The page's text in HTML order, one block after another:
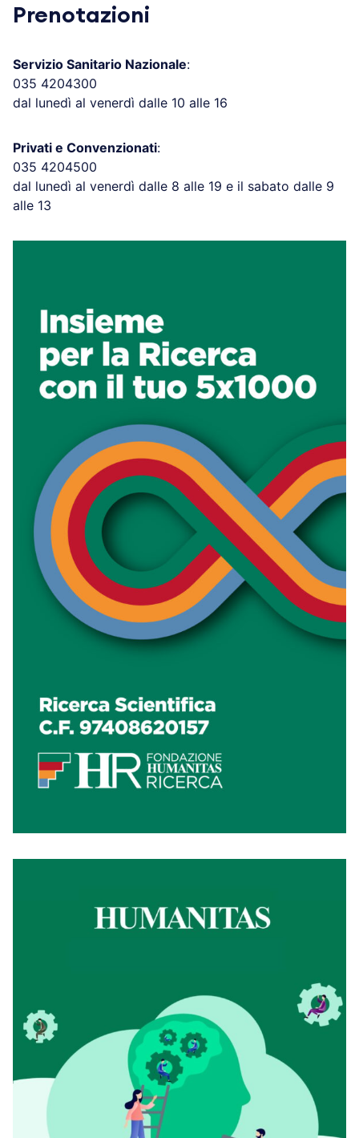
Prenotazioni
Servizio Sanitario Nazionale:
035 4204300
dal lunedì al venerdì dalle 10 alle 16
Privati e Convenzionati:
035 4204500
dal lunedì al venerdì dalle 8 alle 19 e il sabato dalle 9
alle 13